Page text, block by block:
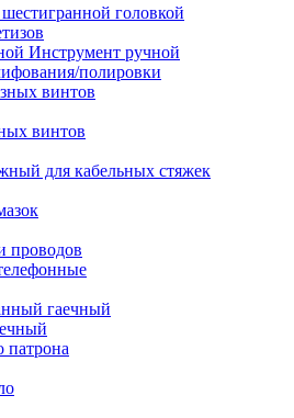
головкой
Инструмент ручной
полировки
винтов
винтов
для кабельных стяжек
проводов
гаечный
патрона